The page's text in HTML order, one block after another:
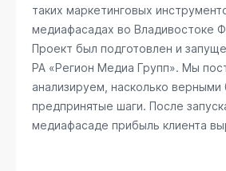
таких маркетинговых
медиафасадах во Владивостоке
Проект был подготовлен и
РА «Регион Медиа Групп». Мы
анализируем, насколько верными
предпринятые шаги. После
медиафасаде прибыль клиента